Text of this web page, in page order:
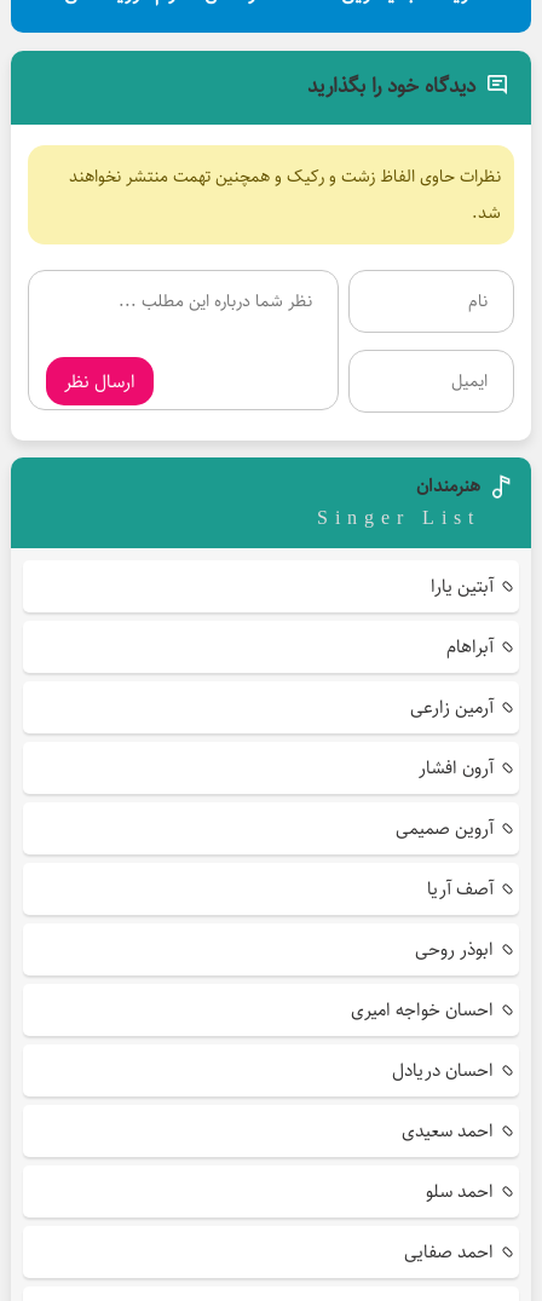
دیدگاه خود را بگذارید
نظرات حاوی الفاظ زشت و رکیک و همچنین تهمت منتشر نخواهند
شد.
ارسال نظر
هنرمندان
Singer List
آبتین یارا
آبراهام
آرمین زارعی
آرون افشار
آروین صمیمی
آصف آریا
ابوذر روحی
احسان خواجه امیری
احسان دریادل
احمد سعیدی
احمد سلو
احمد صفایی